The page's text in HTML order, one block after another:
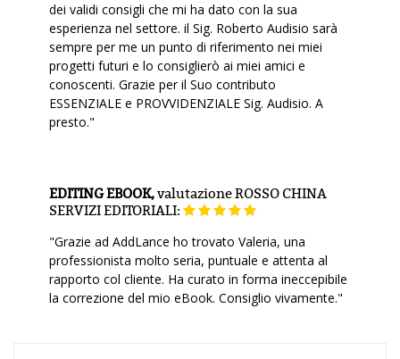
dei validi consigli che mi ha dato con la sua
esperienza nel settore. il Sig. Roberto Audisio sarà
sempre per me un punto di riferimento nei miei
progetti futuri e lo consiglierò ai miei amici e
conoscenti. Grazie per il Suo contributo
ESSENZIALE e PROVVIDENZIALE Sig. Audisio. A
presto."
EDITING EBOOK,valutazioneROSSO CHINA
SERVIZI EDITORIALI:
"Grazie ad AddLance ho trovato Valeria, una
professionista molto seria, puntuale e attenta al
rapporto col cliente. Ha curato in forma ineccepibile
la correzione del mio eBook. Consiglio vivamente."